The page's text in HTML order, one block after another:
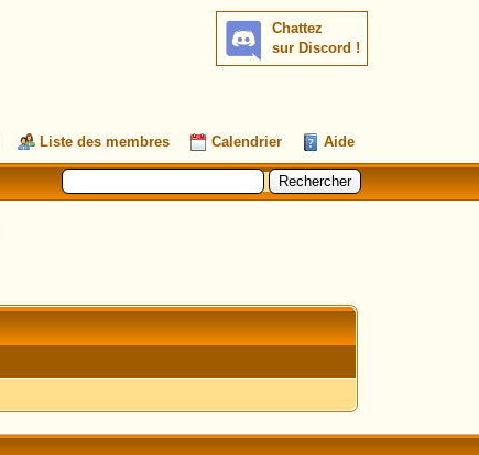
Chattez
sur Discord !
Liste des membres Calendrier Aide